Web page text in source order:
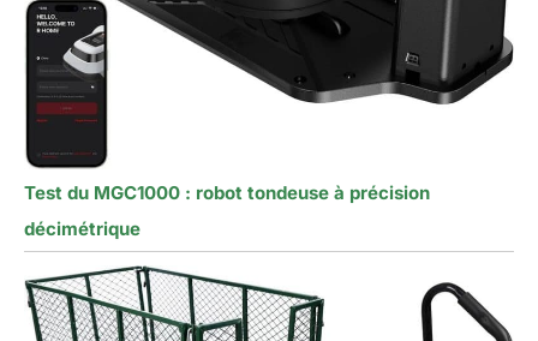
Test du MGC1000 : robot tondeuse à précision
décimétrique